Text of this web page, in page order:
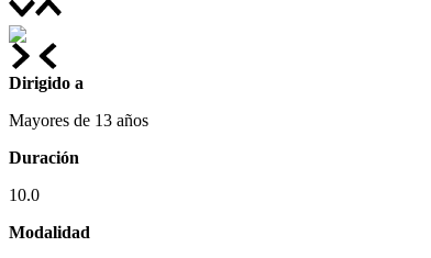
Dirigido a
Mayores de 13 años
Duración
10.0
Modalidad